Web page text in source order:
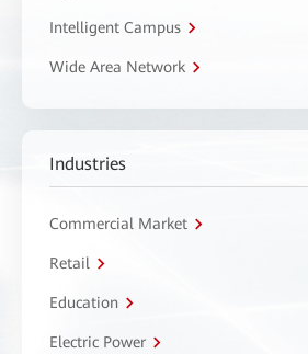
Intelligent Campus
Wide Area Network
Industries
Commercial Market
Retail
Education
Electric Power